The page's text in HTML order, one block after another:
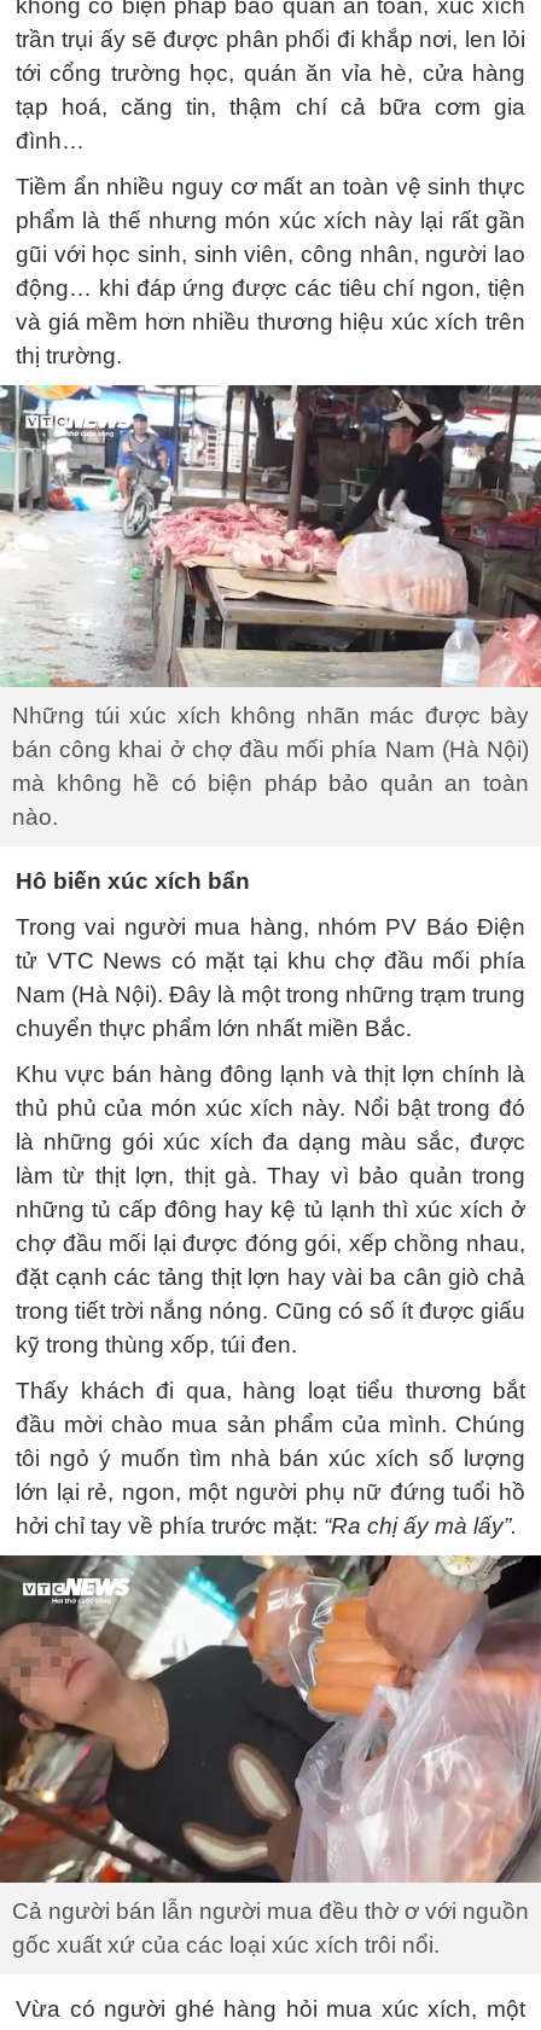
không có biện pháp bảo quản an toàn, xúc xích
trần trụi ấy sẽ được phân phối đi khắp nơi, len lỏi
tới cổng trường học, quán ăn vỉa hè, cửa hàng
tạp hoá, căng tin, thậm chí cả bữa cơm gia
đình…
Tiềm ẩn nhiều nguy cơ mất an toàn vệ sinh thực
phẩm là thế nhưng món xúc xích này lại rất gần
gũi với học sinh, sinh viên, công nhân, người lao
động… khi đáp ứng được các tiêu chí ngon, tiện
và giá mềm hơn nhiều thương hiệu xúc xích trên
thị trường.
Những túi xúc xích không nhãn mác được bày
bán công khai ở chợ đầu mối phía Nam (Hà Nội)
mà không hề có biện pháp bảo quản an toàn
nào.
Hô biến xúc xích bẩn
Trong vai người mua hàng, nhóm PV Báo Điện
tử VTC News có mặt tại khu chợ đầu mối phía
Nam (Hà Nội). Đây là một trong những trạm trung
chuyển thực phẩm lớn nhất miền Bắc.
Khu vực bán hàng đông lạnh và thịt lợn chính là
thủ phủ của món xúc xích này. Nổi bật trong đó
là những gói xúc xích đa dạng màu sắc, được
làm từ thịt lợn, thịt gà. Thay vì bảo quản trong
những tủ cấp đông hay kệ tủ lạnh thì xúc xích ở
chợ đầu mối lại được đóng gói, xếp chồng nhau,
đặt cạnh các tảng thịt lợn hay vài ba cân giò chả
trong tiết trời nắng nóng. Cũng có số ít được giấu
kỹ trong thùng xốp, túi đen.
Thấy khách đi qua, hàng loạt tiểu thương bắt
đầu mời chào mua sản phẩm của mình. Chúng
tôi ngỏ ý muốn tìm nhà bán xúc xích số lượng
lớn lại rẻ, ngon, một người phụ nữ đứng tuổi hồ
hởi chỉ tay về phía trước mặt: “Ra chị ấy mà lấy”.
Cả người bán lẫn người mua đều thờ ơ với nguồn
gốc xuất xứ của các loại xúc xích trôi nổi.
Vừa có người ghé hàng hỏi mua xúc xích, một